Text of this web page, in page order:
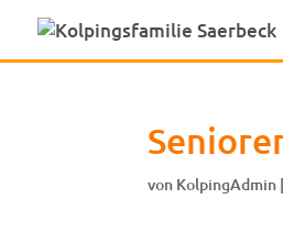
von KolpingAdmin |